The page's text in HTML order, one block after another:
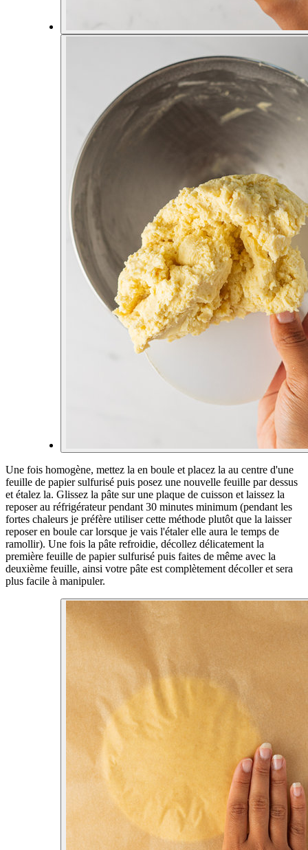
Une fois homogène, mettez la en boule et placez la au centre d'une
feuille de papier sulfurisé puis posez une nouvelle feuille par dessus
et étalez la. Glissez la pâte sur une plaque de cuisson et laissez la
reposer au réfrigérateur pendant 30 minutes minimum (pendant les
fortes chaleurs je préfère utiliser cette méthode plutôt que la laisser
reposer en boule car lorsque je vais l'étaler elle aura le temps de
ramollir). Une fois la pâte refroidie, décollez délicatement la
première feuille de papier sulfurisé puis faites de même avec la
deuxième feuille, ainsi votre pâte est complètement décoller et sera
plus facile à manipuler.